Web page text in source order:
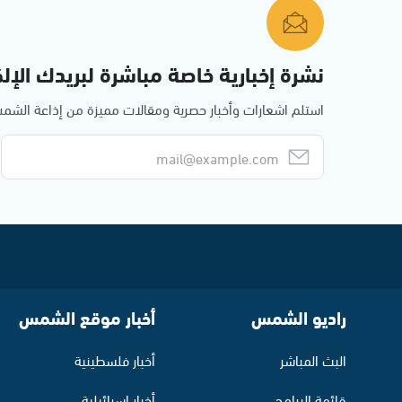
نشرة إخبارية خاصة مباشرة لبريدك
استلم اشعارات وأخبار حصرية ومقالات مميزة من إذاعة
راديو الشمس
البث المباشر
أخبار موقع الشمس
أخبار فلسطينية